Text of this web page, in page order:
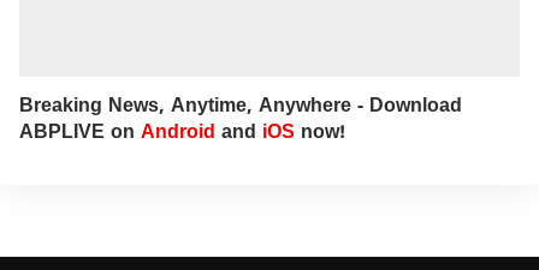
Breaking News, Anytime, Anywhere - Download
ABPLIVE on Android and iOS now!